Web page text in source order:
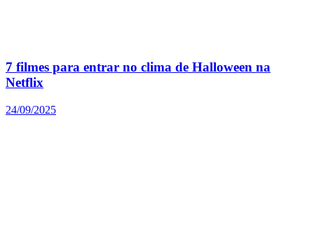
7 filmes para entrar no clima de Halloween na
Netflix
24/09/2025